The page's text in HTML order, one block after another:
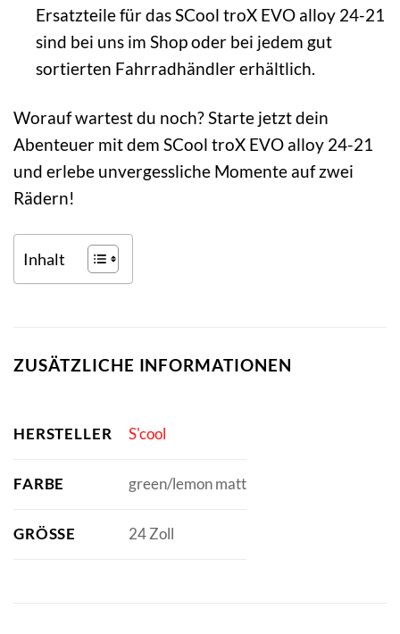
Ersatzteile für das SCool troX EVO alloy 24-21
sind bei uns im Shop oder bei jedem gut
sortierten Fahrradhändler erhältlich.
Worauf wartest du noch? Starte jetzt dein
Abenteuer mit dem SCool troX EVO alloy 24-21
und erlebe unvergessliche Momente auf zwei
Rädern!
Inhalt
ZUSÄTZLICHE INFORMATIONEN
HERSTELLER S'cool
FARBE green/lemon matt
GRÖSSE 24 Zoll